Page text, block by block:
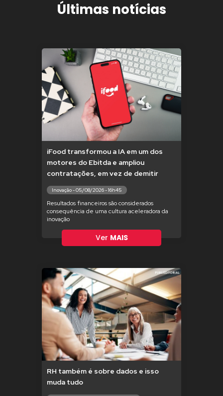
Últimas notícias
iFood transformou a IA em um dos
motores do Ebitda e ampliou
contratações, em vez de demitir
Inovação - 05/08/2026 - 16h45
Resultados financeiros são considerados
consequência de uma cultura aceleradora da
inovação
Ver MAIS
RH também é sobre dados e isso
muda tudo